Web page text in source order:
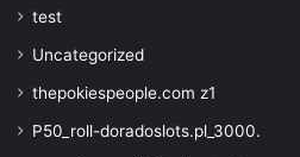
test
Uncategorized
thepokiespeople.com z1
P50_roll-doradoslots.pl_3000.